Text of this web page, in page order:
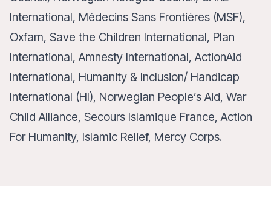
International, Médecins Sans Frontières (MSF),
Oxfam, Save the Children International, Plan
International, Amnesty International, ActionAid
International, Humanity & Inclusion/ Handicap
International (HI), Norwegian People’s Aid, War
Child Alliance, Secours Islamique France, Action
For Humanity, Islamic Relief, Mercy Corps.